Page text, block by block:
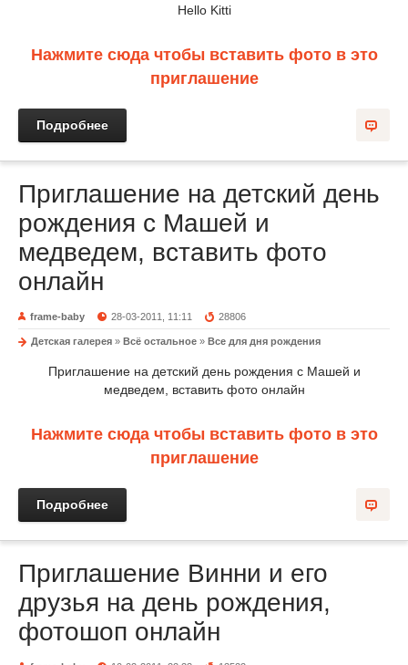
Hello Kitti
Нажмите сюда чтобы вставить фото в это
приглашение
Подробнее
Приглашение на детский день
рождения с Машей и
медведем, вставить фото
онлайн
frame-baby 28-03-2011, 11:11 28806
Детская галерея » Всё остальное » Все для дня рождения
Приглашение на детский день рождения с Машей и
медведем, вставить фото онлайн
Нажмите сюда чтобы вставить фото в это
приглашение
Подробнее
Приглашение Винни и его
друзья на день рождения,
фотошоп онлайн